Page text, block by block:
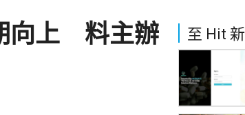
向上 料主辦
至 Hit